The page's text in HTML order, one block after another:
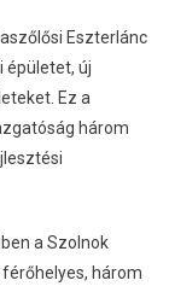
Eszterlánc
épületet, új
Ez a
három
a Szolnok
három